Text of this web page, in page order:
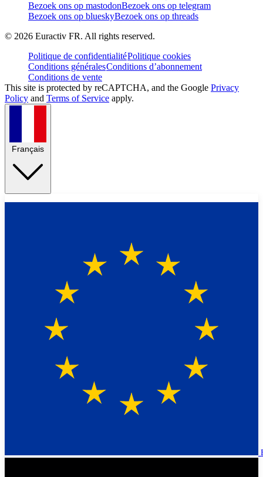
Bezoek ons op mastodonBezoek ons op telegram
Bezoek ons op blueskyBezoek ons op threads
© 2026 Euractiv FR. All rights reserved.
Politique de confidentialitéPolitique cookies
Conditions généralesConditions d’abonnement
Conditions de vente
This site is protected by reCAPTCHA, and the Google Privacy
Policy and Terms of Service apply.
Français